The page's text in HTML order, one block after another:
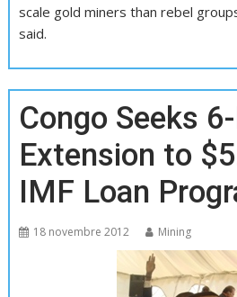
scale gold miners than rebel
said.
Congo Seeks
Extension to
IMF Loan
18 novembre 2012 Mining